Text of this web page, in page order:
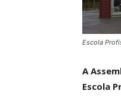
Escola
A
Escola